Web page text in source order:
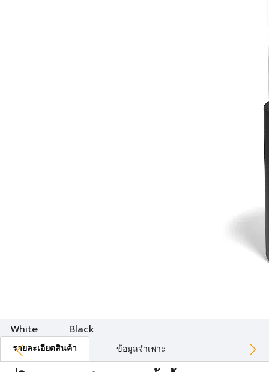
White Black
รายละเอียดสินค้า ข้อมูลจำเพาะ